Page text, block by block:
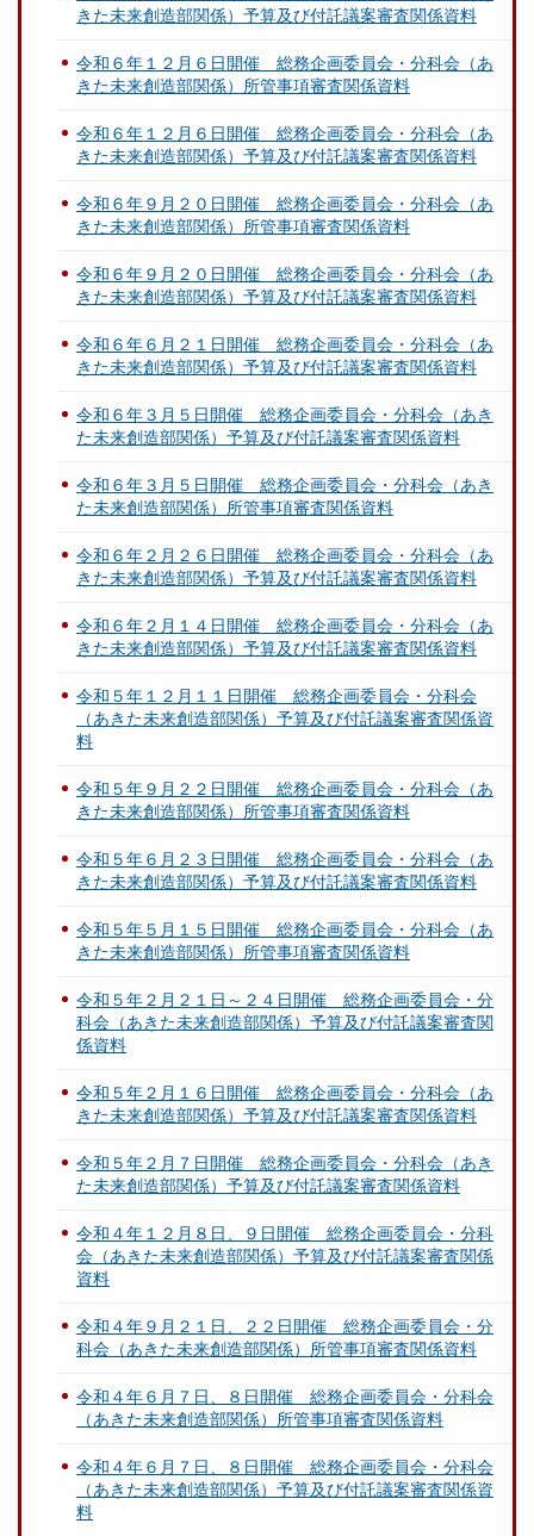
きた未来創造部関係）予算及び付託議案審査関係資料
令和６年１２月６日開催 総務企画委員会・分科会（あ
きた未来創造部関係）所管事項審査関係資料
令和６年１２月６日開催 総務企画委員会・分科会（あ
きた未来創造部関係）予算及び付託議案審査関係資料
令和６年９月２０日開催 総務企画委員会・分科会（あ
きた未来創造部関係）所管事項審査関係資料
令和６年９月２０日開催 総務企画委員会・分科会（あ
きた未来創造部関係）予算及び付託議案審査関係資料
令和６年６月２１日開催 総務企画委員会・分科会（あ
きた未来創造部関係）予算及び付託議案審査関係資料
令和６年３月５日開催 総務企画委員会・分科会（あき
た未来創造部関係）予算及び付託議案審査関係資料
令和６年３月５日開催 総務企画委員会・分科会（あき
た未来創造部関係）所管事項審査関係資料
令和６年２月２６日開催 総務企画委員会・分科会（あ
きた未来創造部関係）予算及び付託議案審査関係資料
令和６年２月１４日開催 総務企画委員会・分科会（あ
きた未来創造部関係）予算及び付託議案審査関係資料
令和５年１２月１１日開催 総務企画委員会・分科会
（あきた未来創造部関係）予算及び付託議案審査関係資
料
令和５年９月２２日開催 総務企画委員会・分科会（あ
きた未来創造部関係）所管事項審査関係資料
令和５年６月２３日開催 総務企画委員会・分科会（あ
きた未来創造部関係）予算及び付託議案審査関係資料
令和５年５月１５日開催 総務企画委員会・分科会（あ
きた未来創造部関係）所管事項審査関係資料
令和５年２月２１日～２４日開催 総務企画委員会・分
科会（あきた未来創造部関係）予算及び付託議案審査関
係資料
令和５年２月１６日開催 総務企画委員会・分科会（あ
きた未来創造部関係）予算及び付託議案審査関係資料
令和５年２月７日開催 総務企画委員会・分科会（あき
た未来創造部関係）予算及び付託議案審査関係資料
令和４年１２月８日、９日開催 総務企画委員会・分科
会（あきた未来創造部関係）予算及び付託議案審査関係
資料
令和４年９月２１日、２２日開催 総務企画委員会・分
科会（あきた未来創造部関係）所管事項審査関係資料
令和４年６月７日、８日開催 総務企画委員会・分科会
（あきた未来創造部関係）所管事項審査関係資料
令和４年６月７日、８日開催 総務企画委員会・分科会
（あきた未来創造部関係）予算及び付託議案審査関係資
料